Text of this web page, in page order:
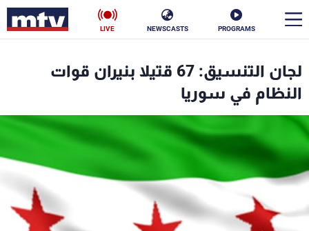
PROGRAMS
NEWSCASTS
LIVE
لجان التنسيق: 67 قتيلا بنيران قوات
النظام في سوريا
الأخبار
سياسة ناس
إقتصاد فن
رياضة
كأس العالم